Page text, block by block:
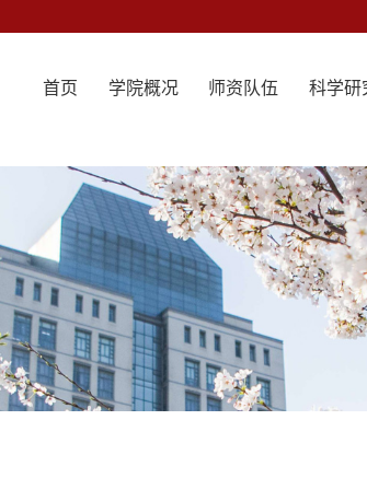
首页 学院概况 师资队伍 科学研